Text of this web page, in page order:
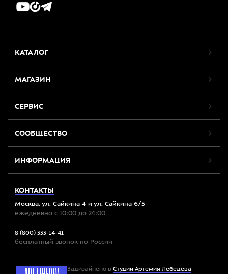
КАТАЛОГ
МАГАЗИН
СЕРВИС
СООБЩЕСТВО
ИНФОРМАЦИЯ
КОНТАКТЫ
Москва, ул. Сайкина 4 и ул. Сайкина 6/5
ежедневно с 10:00 до 24:00
8 (800) 333-14-41
бесплатный звонок по России
Задизайнено в Студии Артемия Лебедева